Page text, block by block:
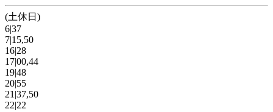
(土休日)
6|37
7|15,50
16|28
17|00,44
19|48
20|55
21|37,50
22|22